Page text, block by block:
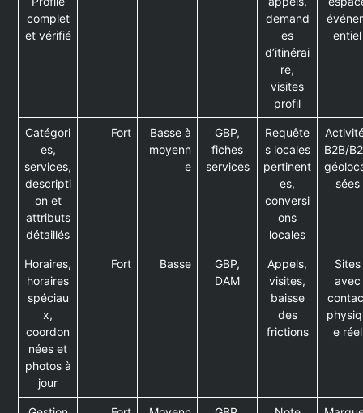
complet
et vérifié
demand
es
d’itinérai
re,
visites
profil
entiel
Catégori
es,
services,
descripti
on et
attributs
détaillés
Fort
Basse à
moyenn
e
GBP,
fiches
services
Requête
s locales
pertinent
es,
conversi
ons
locales
B2B/
sées
Horaires,
horaires
spéciau
x,
coordon
nées et
photos à
jour
Fort Basse
GBP,
DAM
Appels,
visites,
baisse
des
frictions
Sites
avec
e réel